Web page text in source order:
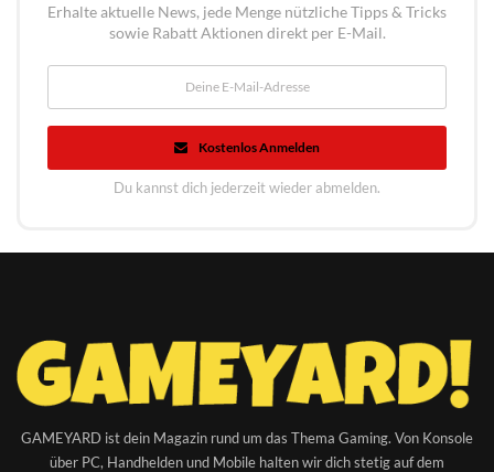
Erhalte aktuelle News, jede Menge nützliche Tipps & Tricks
sowie Rabatt Aktionen direkt per E-Mail.
Kostenlos Anmelden
Du kannst dich jederzeit wieder abmelden.
GAMEYARD ist dein Magazin rund um das Thema Gaming. Von Konsole
über PC, Handhelden und Mobile halten wir dich stetig auf dem